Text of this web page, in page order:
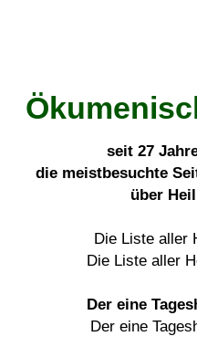
seit 27
die meistbesuchte
über
Die Liste aller
Die Liste aller
Der eine
Der eine